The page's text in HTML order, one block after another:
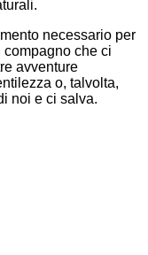
necessario per
compagno che ci
avventure
o, talvolta,
noi e ci salva.